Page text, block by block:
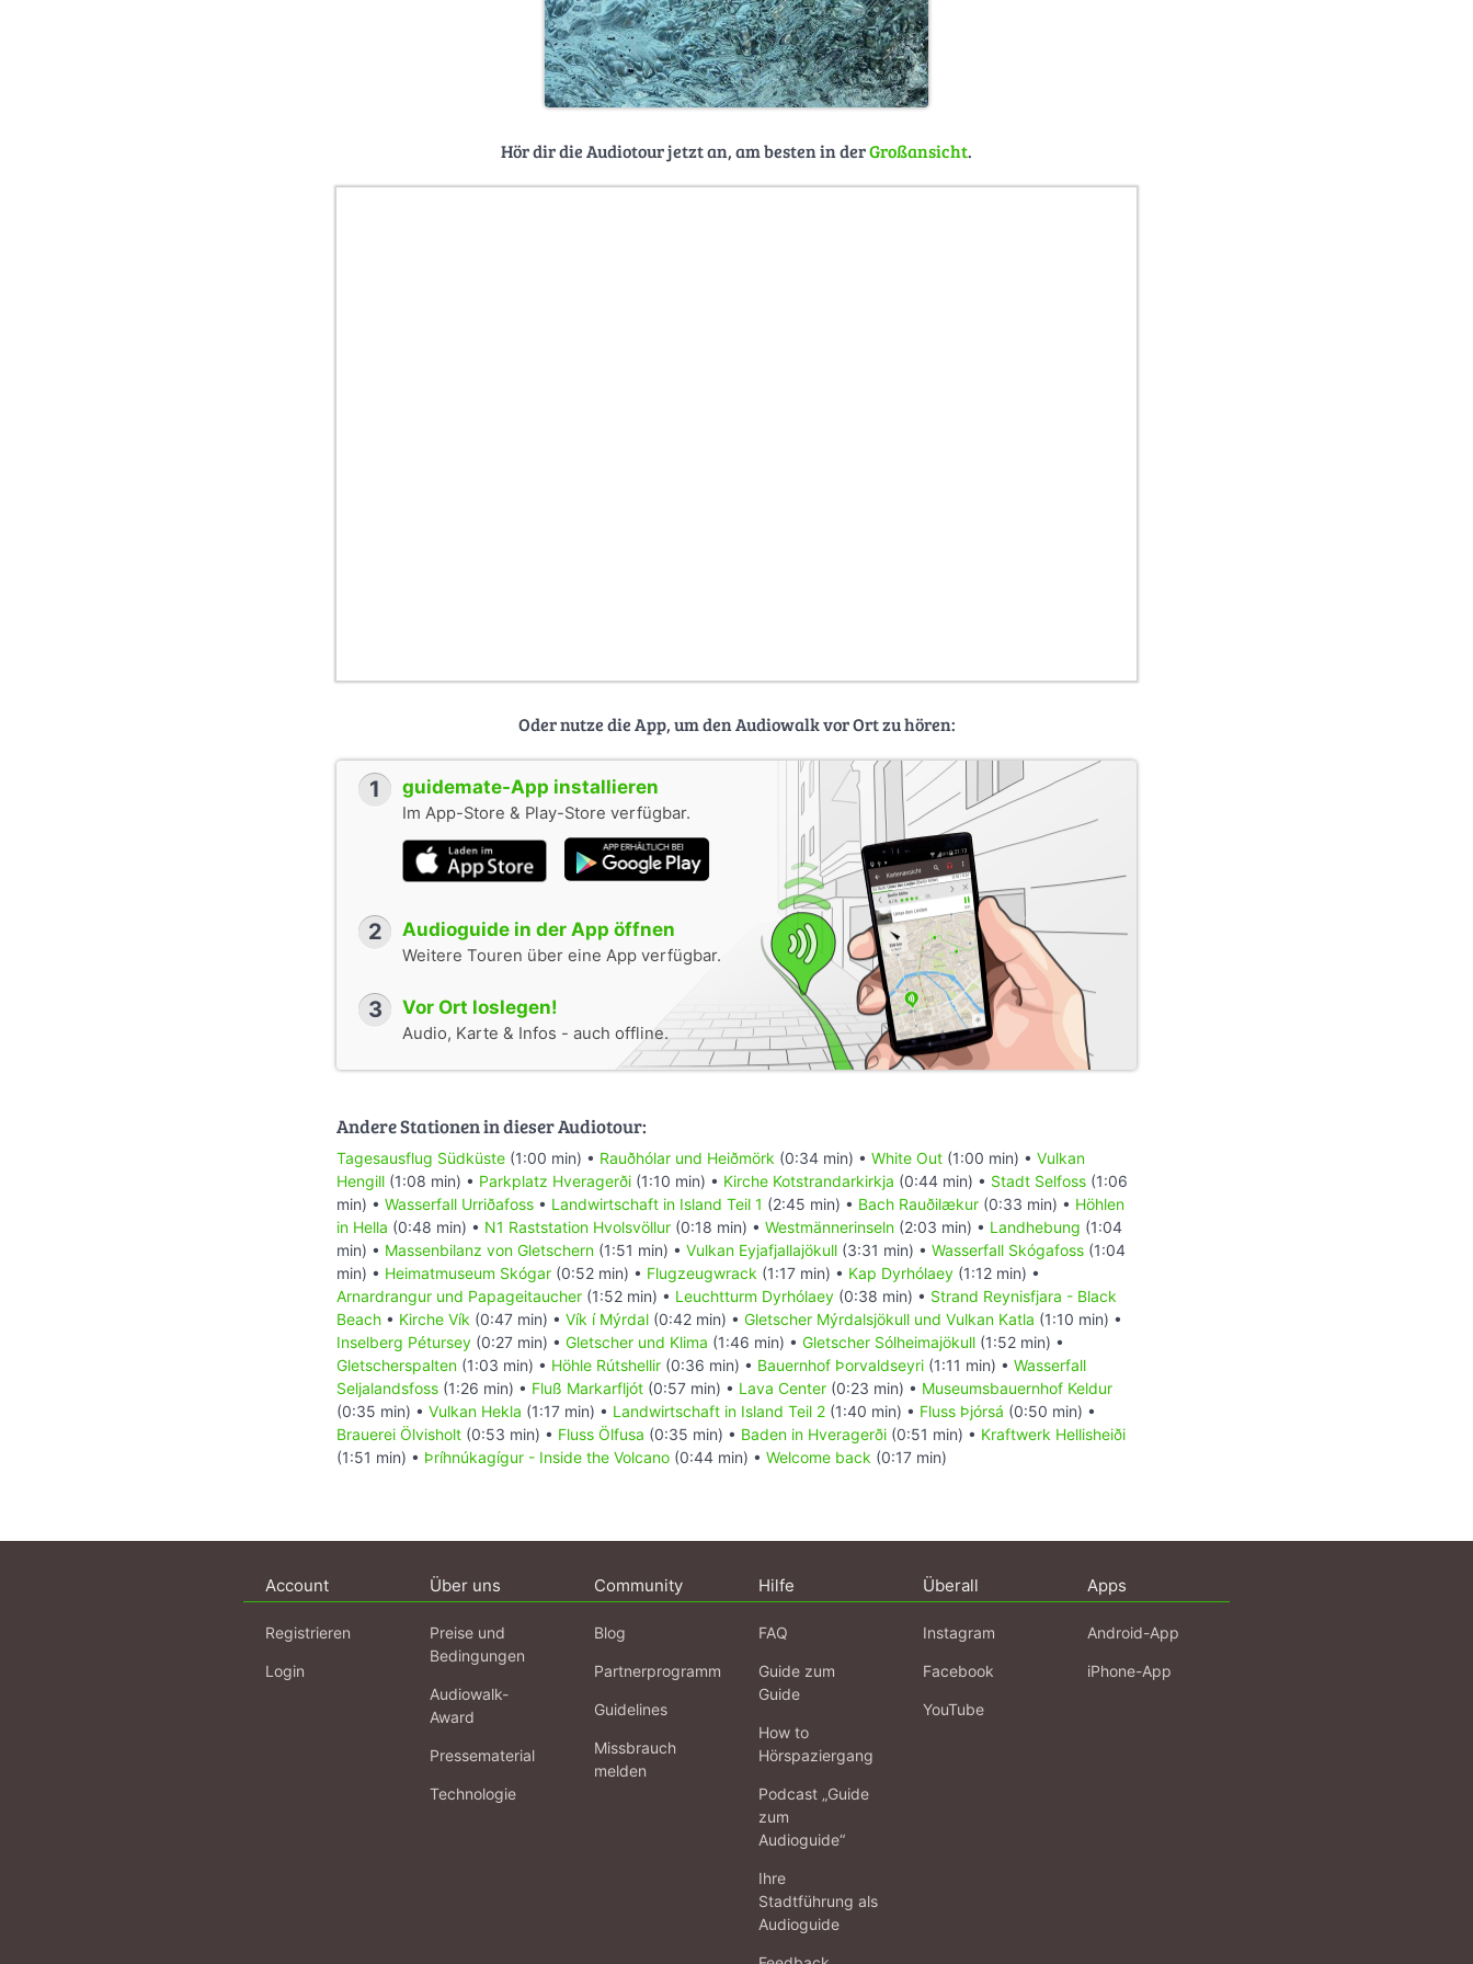
Hör dir die Audiotour jetzt an, am besten in derGroßansicht.
Oder nutze die App, um den Audiowalk vor Ort zu hören:
1 guidemate-App installieren
Im App-Store & Play-Store verfügbar.
2 Audioguide in der App öffnen
Weitere Touren über eine App verfügbar.
3 Vor Ort loslegen!
Audio, Karte & Infos - auch offline.
Andere Stationen in dieser Audiotour:
Tagesausflug Südküste (1:00 min) • Rauðhólar und Heiðmörk (0:34 min) • White Out (1:00 min) • Vulkan
Hengill (1:08 min) • Parkplatz Hveragerði (1:10 min) • Kirche Kotstrandarkirkja (0:44 min) • Stadt Selfoss (1:06
min) • Wasserfall Urriðafoss • Landwirtschaft in Island Teil 1 (2:45 min) • Bach Rauðilækur (0:33 min) • Höhlen
in Hella (0:48 min) • N1 Raststation Hvolsvöllur (0:18 min) • Westmännerinseln (2:03 min) • Landhebung (1:04
min) • Massenbilanz von Gletschern (1:51 min) • Vulkan Eyjafjallajökull (3:31 min) • Wasserfall Skógafoss (1:04
min) • Heimatmuseum Skógar (0:52 min) • Flugzeugwrack (1:17 min) • Kap Dyrhólaey (1:12 min) •
Arnardrangur und Papageitaucher (1:52 min) • Leuchtturm Dyrhólaey (0:38 min) • Strand Reynisfjara - Black
Beach • Kirche Vík (0:47 min) • Vík í Mýrdal (0:42 min) • Gletscher Mýrdalsjökull und Vulkan Katla (1:10 min) •
Inselberg Pétursey (0:27 min) • Gletscher und Klima (1:46 min) • Gletscher Sólheimajökull (1:52 min) •
Gletscherspalten (1:03 min) • Höhle Rútshellir (0:36 min) • Bauernhof Þorvaldseyri (1:11 min) • Wasserfall
Seljalandsfoss (1:26 min) • Fluß Markarfljót (0:57 min) • Lava Center (0:23 min) • Museumsbauernhof Keldur
(0:35 min) • Vulkan Hekla (1:17 min) • Landwirtschaft in Island Teil 2 (1:40 min) • Fluss Þjórsá (0:50 min) •
Brauerei Ölvisholt (0:53 min) • Fluss Ölfusa (0:35 min) • Baden in Hveragerði (0:51 min) • Kraftwerk Hellisheiði
(1:51 min) • Þríhnúkagígur - Inside the Volcano (0:44 min) • Welcome back (0:17 min)
Account
Registrieren
Login
Über uns
Preise und
Bedingungen
Audiowalk-
Award
Pressematerial
Technologie
Community
Blog
Partnerprogramm
Guidelines
Missbrauch
melden
Hilfe
FAQ
Guide zum
Guide
How to
Hörspaziergang
Podcast „Guide
zum
Audioguide“
Ihre
Stadtführung als
Audioguide
Überall
Instagram
Facebook
YouTube
Apps
Android-App
iPhone-App